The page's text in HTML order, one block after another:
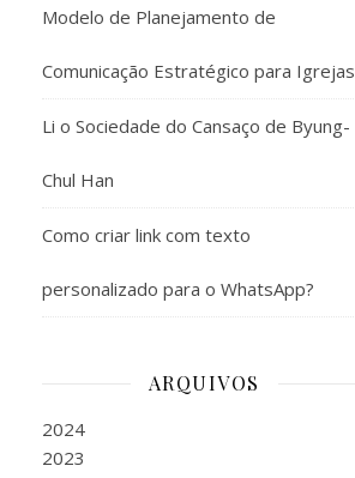
Modelo de Planejamento de
Comunicação Estratégico para Igrejas
Li o Sociedade do Cansaço de Byung-
Chul Han
Como criar link com texto
personalizado para o WhatsApp?
ARQUIVOS
2024
2023